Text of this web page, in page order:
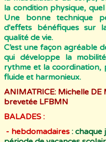
la condition physique,
Une bonne technique
d'effets bénéfiques sur
qualité de vie.
C’est une façon agréable
qui développe la
rythme et la coordination,
fluide et harmonieux.
ANIMATRICE: Michelle DE
brevetée LFBMN
BALADES :
- hebdomadaires : chaque